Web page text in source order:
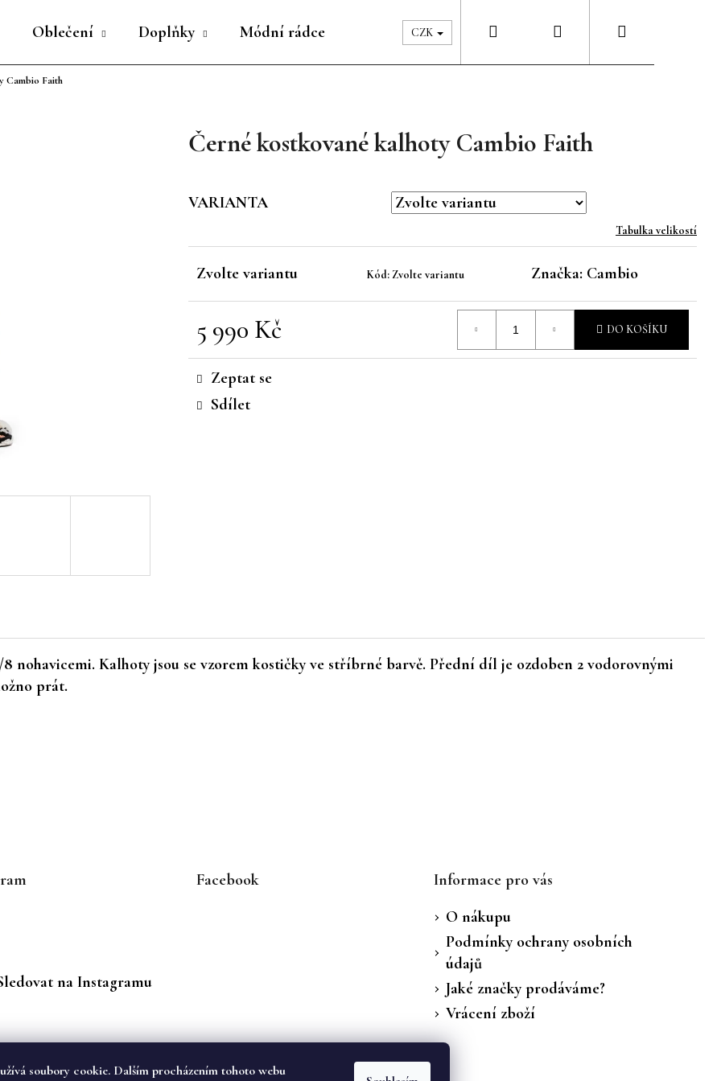
soubory cookie. Dalším procházením tohoto webu
Oblečení Doplňky Módní rádce Péče & Šatník Kontakty
CZK Přihlášení
Cambio Faith
Černé kostkované kalhoty Cambio Faith
VARIANTA
Tabulka velikostí
Zvolte variantu Kód: Zvolte variantu Značka: Cambio
5 990 Kč
Měrná
cena:
DO KOŠÍKU
Zeptat se
Sdílet
nohavicemi. Kalhoty jsou se vzorem kostičky ve stříbrné barvě. Přední díl je ozdoben 2 vodorovnými
prát.
Co potřebujete najít?
HLEDAT
na Instagramu
Facebook
Informace pro vás
O nákupu
Podmínky ochrany osobních
údajů
Jaké značky prodáváme?
Vrácení zboží